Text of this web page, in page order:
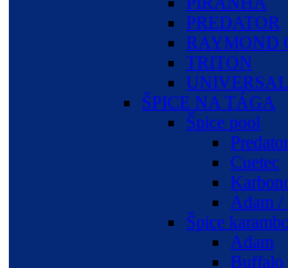
PREDATOR
RAYMOND
TRITON
UNIVERSAL
ŠPICE NA TÁGA
Špice pool
Predator
Cuetec
Adam /
Špice
Adam
Buffalo